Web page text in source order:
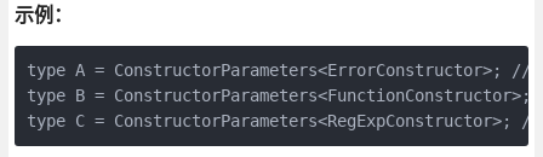
示例：
type A = ConstructorParameters<ErrorConstructor>;
type B =
type C =